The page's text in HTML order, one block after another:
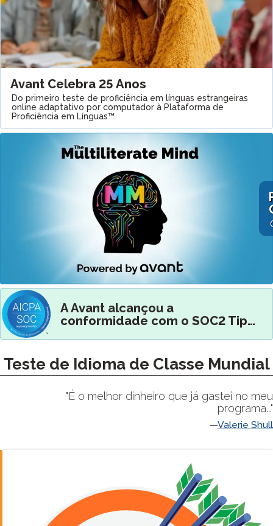
Avant Celebra 25 Anos
Do primeiro teste de proficiência em línguas estrangeiras
online adaptativo por computador à Plataforma de
Proficiência em Línguas™
A Avant alcançou a
conformidade com o SOC2 Tipo
Teste de Idioma de Classe Mundial
"É o melhor dinheiro que já gastei no meu
programa..."
Valerie Shull